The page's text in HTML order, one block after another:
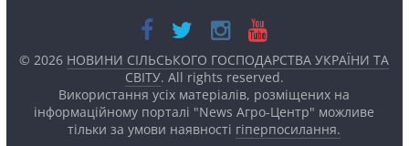
© 2026 НОВИНИ СІЛЬСЬКОГО ГОСПОДАРСТВА УКРАЇНИ ТА
СВІТУ. All rights reserved.
Використання усіх матеріалів, розміщених на
інформаційному порталі "News Агро-Центр" можливе
тільки за умови наявності гіперпосилання.